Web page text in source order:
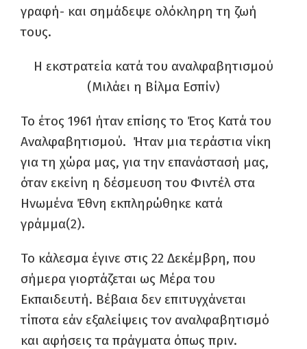
γραφή- και σημάδεψε ολόκληρη τη ζωή
τους.
Η εκστρατεία κατά του αναλφαβητισμού
(Μιλάει η Βίλμα Εσπίν)
Το έτος 1961 ήταν επίσης το Έτος Κατά του
Αναλφαβητισμού. Ήταν μια τεράστια νίκη
για τη χώρα μας, για την επανάστασή μας,
όταν εκείνη η δέσμευση του Φιντέλ στα
Ηνωμένα Έθνη εκπληρώθηκε κατά
γράμμα(2).
Το κάλεσμα έγινε στις 22 Δεκέμβρη, που
σήμερα γιορτάζεται ως Μέρα του
Εκπαιδευτή. Βέβαια δεν επιτυγχάνεται
τίποτα εάν εξαλείψεις τον αναλφαβητισμό
και αφήσεις τα πράγματα όπως πριν.